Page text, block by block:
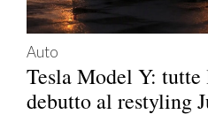
Auto
Tesla Model Y:
debutto al restyling